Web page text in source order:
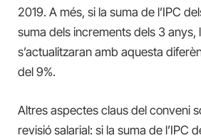
2019. A més, si la suma de l’IPC
suma dels increments dels 3 anys,
s’actualitzaran amb aquesta
del 9%.
Altres aspectes claus del conveni
revisió salarial: si la suma de l’IPC